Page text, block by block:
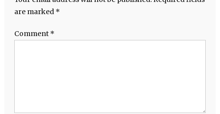
are marked *
Comment *